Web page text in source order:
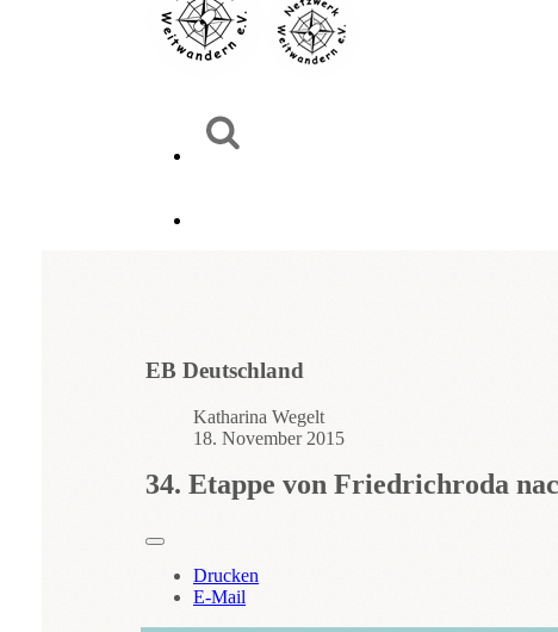
EB Deutschland
Katharina Wegelt
18. November 2015
34. Etappe von Friedrichroda
Drucken
E-Mail